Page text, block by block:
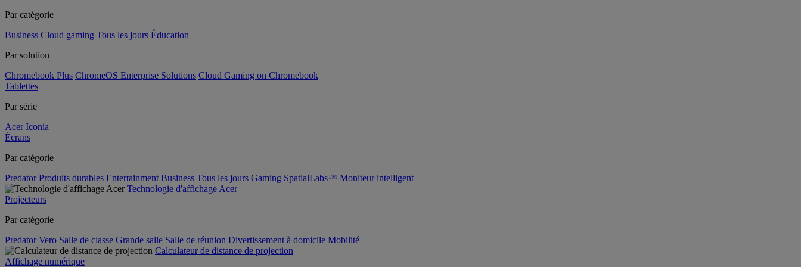
Par catégorie
Business Cloud gaming Tous les jours Éducation
Par solution
Chromebook Plus ChromeOS Enterprise Solutions Cloud Gaming on Chromebook
Tablettes
Par série
Acer Iconia
Écrans
Par catégorie
Predator Produits durables Entertainment Business Tous les jours Gaming SpatialLabs™ Moniteur intelligent
Technologie d'affichage Acer
Projecteurs
Par catégorie
Predator Vero Salle de classe Grande salle Salle de réunion Divertissement à domicile Mobilité
Calculateur de distance de projection
Affichage numérique